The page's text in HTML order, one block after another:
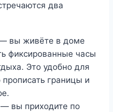
два
вы живёте в доме
фиксированные часы
Это удобно для
границы и
— вы приходите по